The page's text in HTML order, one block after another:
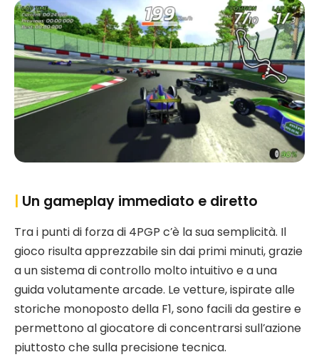
Un gameplay immediato e diretto
Tra i punti di forza di 4PGP c’è la sua semplicità. Il
gioco risulta apprezzabile sin dai primi minuti, grazie
a un sistema di controllo molto intuitivo e a una
guida volutamente arcade. Le vetture, ispirate alle
storiche monoposto della F1, sono facili da gestire e
permettono al giocatore di concentrarsi sull’azione
piuttosto che sulla precisione tecnica.